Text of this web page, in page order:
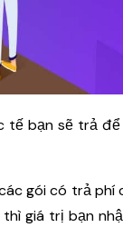
tế bạn sẽ trả để
gói có trả phí
giá trị bạn